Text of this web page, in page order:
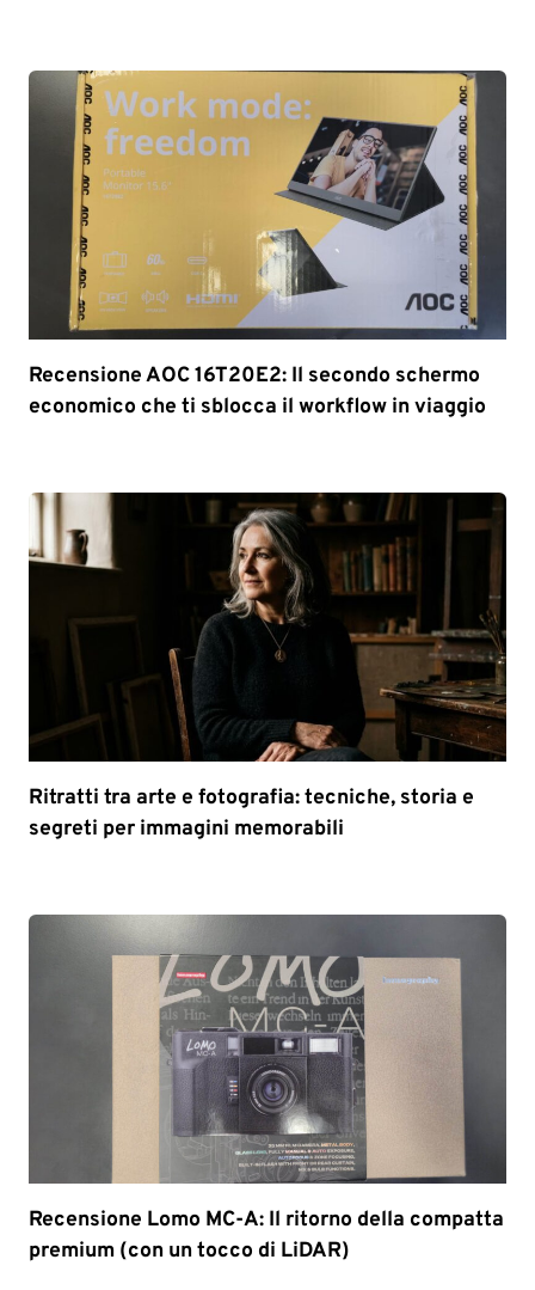
Recensione AOC 16T20E2: Il secondo schermo
economico che ti sblocca il workflow in viaggio
Ritratti tra arte e fotografia: tecniche, storia e
segreti per immagini memorabili
Recensione Lomo MC-A: Il ritorno della compatta
premium (con un tocco di LiDAR)